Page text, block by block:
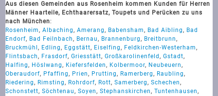
Aus diesen Gemeinden aus Rosenheim kommen Kunden für Herren
Männer Haarteile, Echthaarersatz, Toupets und Perücken zu uns
nach München:
Rosenheim,Albaching,Amerang, Babensham, Bad Aibling, Bad
Endorf, Bad Feilnbach, Bernau, Brannenburg, Breitbrunn,
Bruckmühl, Edling, Eggstätt, Eiselfing, Feldkirchen-Westerham,
Flintsbach, Frasdorf,Griesstätt,Großkarolinenfeld,Gstadt,
Halfing, Höslwang, Kiefersfelden, Kolbermoor, Neubeuern,
Oberaudorf, Pfaffing, Prien, Prutting, Ramerberg, Raubling,
Riedering, Rimsting, Rohrdorf, Rott,Samerberg,Schechen,
Schonstett,Söchtenau,Soyen,Stephanskirchen,Tuntenhausen,